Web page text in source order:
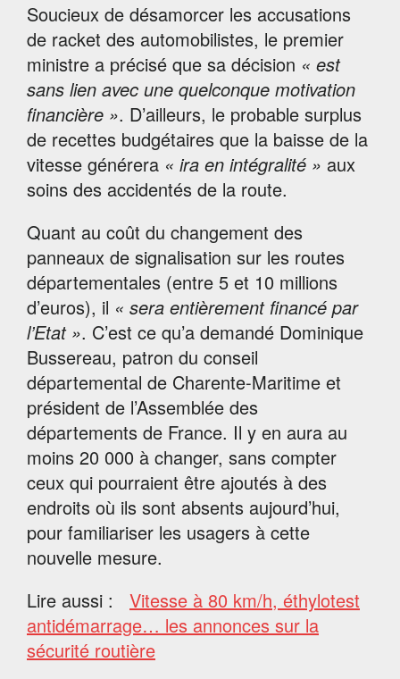
Soucieux de désamorcer les accusations
de racket des automobilistes, le premier
ministre a précisé que sa décision « est
sans lien avec une quelconque motivation
financière ». D’ailleurs, le probable surplus
de recettes budgétaires que la baisse de la
vitesse générera « ira en intégralité » aux
soins des accidentés de la route.
Quant au coût du changement des
panneaux de signalisation sur les routes
départementales (entre 5 et 10 millions
d’euros), il « sera entièrement financé par
l’Etat ». C’est ce qu’a demandé Dominique
Bussereau, patron du conseil
départemental de Charente-Maritime et
président de l’Assemblée des
départements de France. Il y en aura au
moins 20 000 à changer, sans compter
ceux qui pourraient être ajoutés à des
endroits où ils sont absents aujourd’hui,
pour familiariser les usagers à cette
nouvelle mesure.
Lire aussi : Vitesse à 80 km/h, éthylotest
antidémarrage… les annonces sur la
sécurité routière